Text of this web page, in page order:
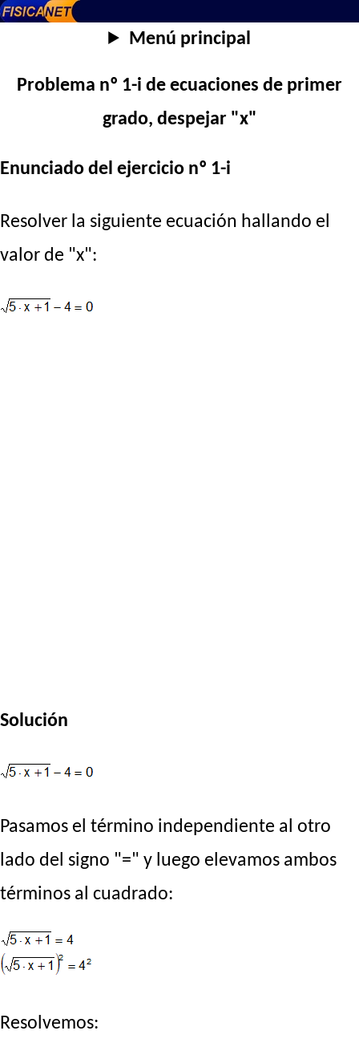
Menú principal
Problema nº 1-i de ecuaciones de primer
grado, despejar "x"
Enunciado del ejercicio nº 1-i
Resolver la siguiente ecuación hallando el
valor de "x":
Solución
Pasamos el término independiente al otro
lado del signo "=" y luego elevamos ambos
términos al cuadrado:
Resolvemos: